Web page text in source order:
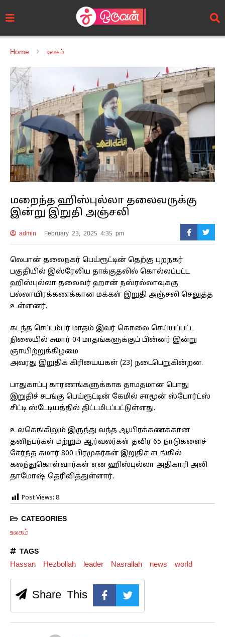
Home உலகம்
மறைந்த ஹிஸ்புல்லா தலைவருக்கு
இன்று இறுதி அஞ்சலி
admin February 23, 2025 4:35 pm
லெபான் தலைநகர் பெய்ரூட்டின் தெற்கு புறநகர்
பகுதியில் இஸ்ரேலிய தாக்குதலில் கொல்லப்பட்ட
ஹிஸ்புல்லா தலைவர் ஹசன் நஸ்ரல்லாவுக்கு
பல்லாயிரக்கணக்கான மக்கள் இறுதி அஞ்சலி செலுத்த
உள்ளனர்.
கடந்த செப்டம்பர் மாதம் இவர் கொலை செய்யப்பட்ட
நிலையில் சுமார் 04 மாதங்களுக்குப் பின்னர் இன்று
ஞாயிற்றுக்கிழமை
அவரது இறுதிக் கிரியையகள் (23) நடைபெறுகின்றன.
பாதுகாப்பு காரணங்களுக்காக தாமதமான பொது
இறுதிச் சடங்கு பெய்ரூட்டின் கேமில் சாமூன் ஸ்போர்ட்ஸ்
சிட்டி ஸ்டேடியத்தில் திட்டமிடப்பட்டுள்ளது.
உலகெங்கிலும் இருந்து வந்த ஆயிரக்கணக்கான
தனிநபர்கள் மற்றும் ஆர்வலர்கள் தவிர 65 நாடுகளைச்
சேர்ந்த சுமார் 800 பிரமுகர்கள் இறுதிச் சடங்கில்
கலந்துகொள்வார்கள் என ஹிஸ்புல்லா அதிகாரி அலி
தாமோஷ் தெரிவித்துள்ளார்.
Post Views: 8
CATEGORIES
உலகம்
TAGS
Hassan Hezbollah leader Nasrallah news world
Share This